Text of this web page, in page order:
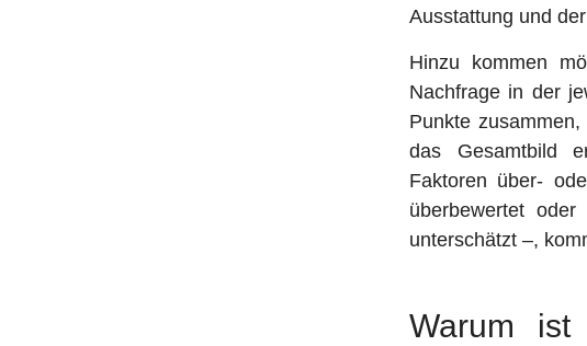
Ausstattung und
Hinzu kommen
Nachfrage in der
Punkte
das Gesamtbild
Faktoren über-
überbewertet oder
unterschätzt –,
Warum